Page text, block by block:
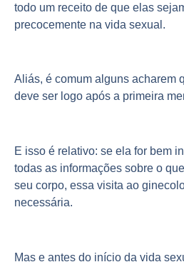
todo um receito de que elas
precocemente na vida sexual.
Aliás, é comum alguns acharem
deve ser logo após a primeira
E isso é relativo: se ela for bem
todas as informações sobre o
seu corpo, essa visita ao
necessária.
Mas e antes do início da vida